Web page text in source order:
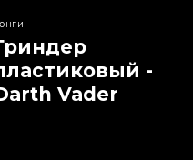
-
Vader